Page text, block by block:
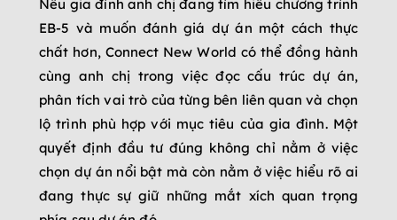
Nếu gia đình anh chị đang tìm hiểu chương trình
EB-5 và muốn đánh giá dự án một cách thực
chất hơn, Connect New World có thể đồng hành
cùng anh chị trong việc đọc cấu trúc dự án,
phân tích vai trò của từng bên liên quan và chọn
lộ trình phù hợp với mục tiêu của gia đình. Một
quyết định đầu tư đúng không chỉ nằm ở việc
chọn dự án nổi bật mà còn nằm ở việc hiểu rõ ai
đang thực sự giữ những mắt xích quan trọng